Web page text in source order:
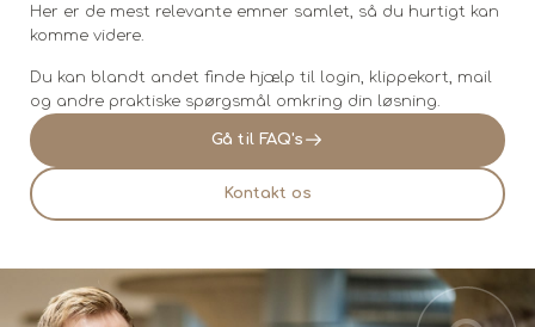
Her er de mest relevante emner samlet, så du hurtigt kan
komme videre.
Du kan blandt andet finde hjælp til login, klippekort, mail
og andre praktiske spørgsmål omkring din løsning.
Gå til FAQ's
Kontakt os